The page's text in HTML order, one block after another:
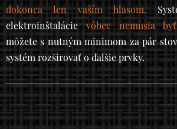
dokonca len vaším hlasom.
elektroinštalácievôbec nemusia
môžete s nutným minimom za pár
systém rozširovať o ďalšie prvky.